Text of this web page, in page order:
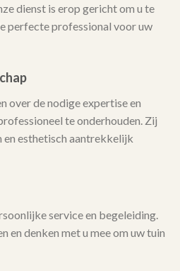
dienst is erop gericht om u te
perfecte professional voor uw
over de nodige expertise en
te onderhouden. Zij
en esthetisch aantrekkelijk
service en begeleiding.
en denken met u mee om uw tuin